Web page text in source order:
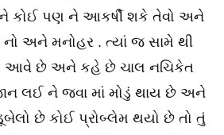
કોઈ પણ ને આકર્ષી શકે તેવો અને
અને મનોહર . ત્યાં જ સામે થી
આવે છે અને કહે છે ચાલ નચિકેત
લઈ ને જવા માં મોડું થાય છે અને
છે કોઈ પ્રોબ્લેમ થયો છે તો તું